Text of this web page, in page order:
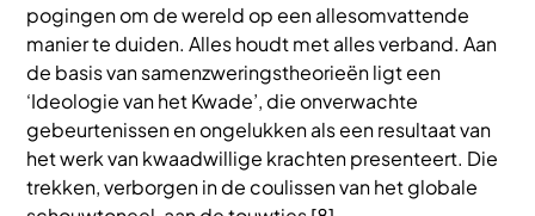
pogingen om de wereld op een allesomvattende
manier te duiden. Alles houdt met alles verband. Aan
de basis van samenzweringstheorieën ligt een
‘Ideologie van het Kwade’, die onverwachte
gebeurtenissen en ongelukken als een resultaat van
het werk van kwaadwillige krachten presenteert. Die
trekken, verborgen in de coulissen van het globale